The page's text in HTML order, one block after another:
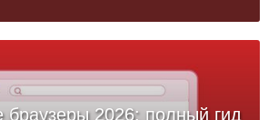
браузеры 2026: полный гид